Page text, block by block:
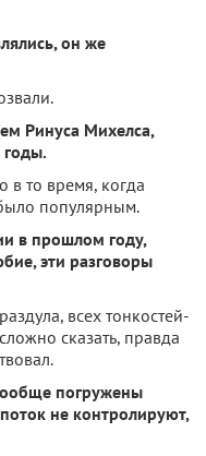
он же
Ринуса Михелса,
в то время, когда
популярным.
в прошлом году,
эти разговоры
всех тонкостей-
сказать, правда
погружены
не контролируют,